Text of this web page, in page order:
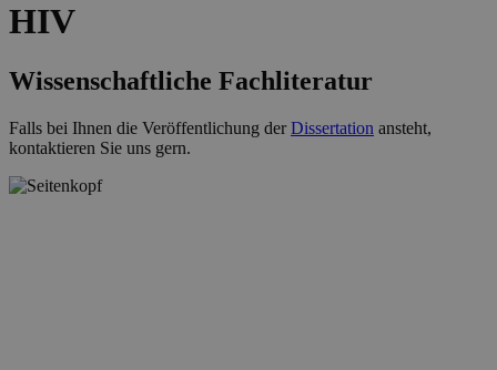
HIV
Wissenschaftliche Fachliteratur
Falls bei Ihnen die Veröffentlichung derDissertation ansteht,
kontaktieren Sie uns gern.